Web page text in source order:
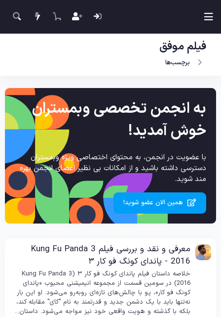
فیلم موفق
برچسب‌ها
به انجمن تخصصی وبمستران
خوش آمدید!
با عضویت در انجمن، به محتوای اختصاصی ویژه وبمستران
دسترسی داشته باشید و از امکانات بی نظیر اعضای انجمن بهره
مند شوید.
همین الان عضو شوید!
معرفی و نقد و بررسی فیلم Kung Fu Panda 3
2016 - پاندای کونگ فو کار ۳
خلاصه داستان فیلم پاندای کونگ فو کار ۳ (Kung Fu Panda 3
2016) در سومین قسمت از مجموعه انیمیشنی محبوب «پاندای
کونگ فو کار»، پو با چالش‌های تازه‌ای روبه‌رو می‌شود. او این بار
نه‌تنها باید با یک دشمن جدید و قدرتمند به نام "کای" مقابله کند،
بلکه با گذشته و هویت واقعی خود نیز مواجه می‌شود. داستان...